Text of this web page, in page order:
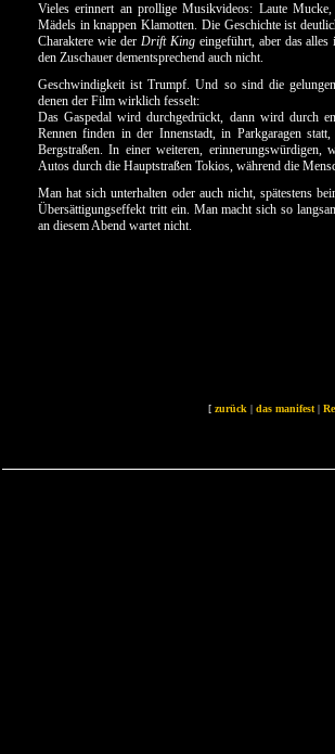
Vieles erinnert an prollige Musikvideos: Laute
Mädels in knappen Klamotten. Die Geschichte ist
Charaktere wie der Drift Kingeingeführt, aber das
den Zuschauer dementsprechend auch nicht.
Geschwindigkeit ist Trumpf. Und so sind die
denen der Film wirklich fesselt:
Das Gaspedal wird durchgedrückt, dann wird durch
Rennen finden in der Innenstadt, in Parkgaragen
Bergstraßen. In einer weiteren, erinnerungswürdigen,
Autos durch die Hauptstraßen Tokios, während die
Man hat sich unterhalten oder auch nicht, spätestens
Übersättigungseffekt tritt ein. Man macht sich so
an diesem Abend wartet nicht.
[ zurück | das manifest |